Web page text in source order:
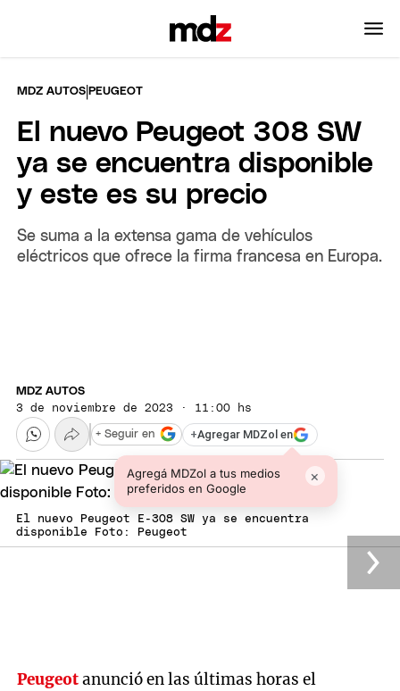
MDZ AUTOS |PEUGEOT
El nuevo Peugeot 308 SW
ya se encuentra disponible
y este es su precio
Se suma a la extensa gama de vehículos
eléctricos que ofrece la firma francesa en Europa.
MDZ AUTOS
3 de noviembre de 2023 · 11:00 hs
+Agregar MDZol en
Agregá MDZol a tus medios
preferidos en Google
×
+ Seguir en
El nuevo Peugeot E-308 SW ya se encuentra
disponible Foto: Peugeot
Peugeotanunció en las últimas horas el